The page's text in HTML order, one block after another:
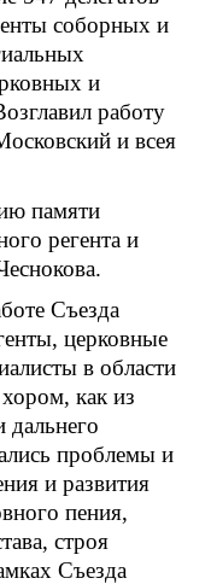
соборных и
и
работу
и всея
памяти
регента и
Съезда
церковные
в области
как из
дальнего
проблемы и
и развития
пения,
строя
Съезда